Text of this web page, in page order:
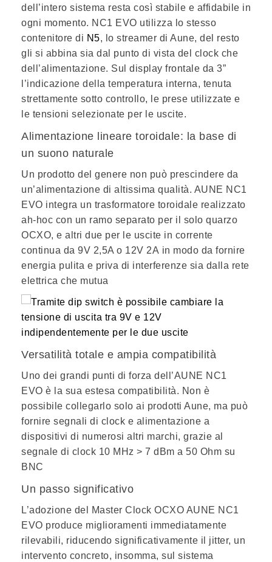
dell’intero sistema resta così stabile e affidabile in
ogni momento. NC1 EVO utilizza lo stesso
contenitore di N5, lo streamer di Aune, del resto
gli si abbina sia dal punto di vista del clock che
dell’alimentazione. Sul display frontale da 3”
l’indicazione della temperatura interna, tenuta
strettamente sotto controllo, le prese utilizzate e
le tensioni selezionate per le uscite.
Alimentazione lineare toroidale: la base di
un suono naturale
Un prodotto del genere non può prescindere da
un’alimentazione di altissima qualità. AUNE NC1
EVO integra un trasformatore toroidale realizzato
ah-hoc con un ramo separato per il solo quarzo
OCXO, e altri due per le uscite in corrente
continua da 9V 2,5A o 12V 2A in modo da fornire
energia pulita e priva di interferenze sia dalla rete
elettrica che mutua
Versatilità totale e ampia compatibilità
Uno dei grandi punti di forza dell’AUNE NC1
EVO è la sua estesa compatibilità. Non è
possibile collegarlo solo ai prodotti Aune, ma può
fornire segnali di clock e alimentazione a
dispositivi di numerosi altri marchi, grazie al
segnale di clock 10 MHz > 7 dBm a 50 Ohm su
BNC
Un passo significativo
L’adozione del Master Clock OCXO AUNE NC1
EVO produce miglioramenti immediatamente
rilevabili, riducendo significativamente il jitter, un
intervento concreto, insomma, sul sistema